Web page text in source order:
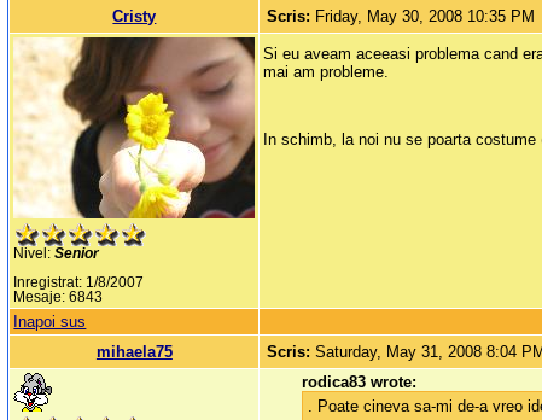
Cristy
Scris: Friday, May 30, 2008 10:35 PM
Nivel:Senior
Inregistrat: 1/8/2007
Mesaje: 6843
Si eu aveam aceeasi problema cand
mai am probleme.
In schimb, la noi nu se poarta
Inapoi sus
mihaela75
Scris:Saturday, May 31, 2008 8:04 PM
rodica83 wrote:
. Poate cineva sa-mi de-a vreo